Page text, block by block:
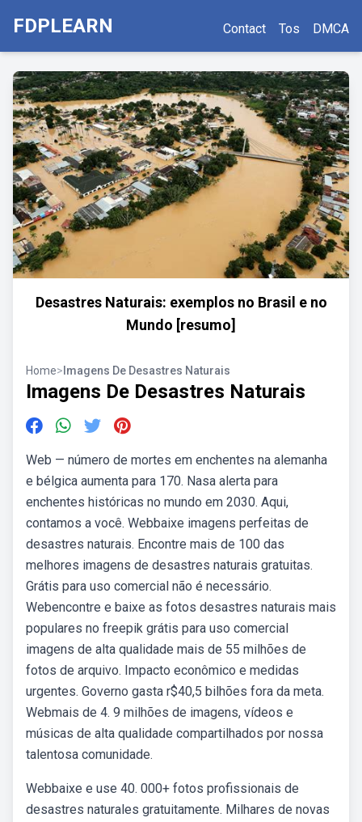
FDPLEARN Contact Tos DMCA
Desastres Naturais: exemplos no Brasil e no
Mundo [resumo]
Home> Imagens De Desastres Naturais
Imagens De Desastres Naturais
Web — número de mortes em enchentes na alemanha
e bélgica aumenta para 170. Nasa alerta para
enchentes históricas no mundo em 2030. Aqui,
contamos a você. Webbaixe imagens perfeitas de
desastres naturais. Encontre mais de 100 das
melhores imagens de desastres naturais gratuitas.
Grátis para uso comercial não é necessário.
Webencontre e baixe as fotos desastres naturais mais
populares no freepik grátis para uso comercial
imagens de alta qualidade mais de 55 milhões de
fotos de arquivo. Impacto econômico e medidas
urgentes. Governo gasta r$40,5 bilhões fora da meta.
Webmais de 4. 9 milhões de imagens, vídeos e
músicas de alta qualidade compartilhados por nossa
talentosa comunidade.
Webbaixe e use 40. 000+ fotos profissionais de
desastres naturales gratuitamente. Milhares de novas